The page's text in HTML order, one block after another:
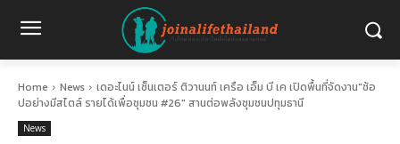
Home News
เดอะไนน์ เซ็นเตอร์ ติวานนท์ เครือ เอ็ม บี เค เปิดพื้นที่จัดงาน"ช้อ
ปอย่างมีสไตล์ รายได้เพื่อชุมชน #26" สานต่อพลังชุมชนปทุมธานี
News